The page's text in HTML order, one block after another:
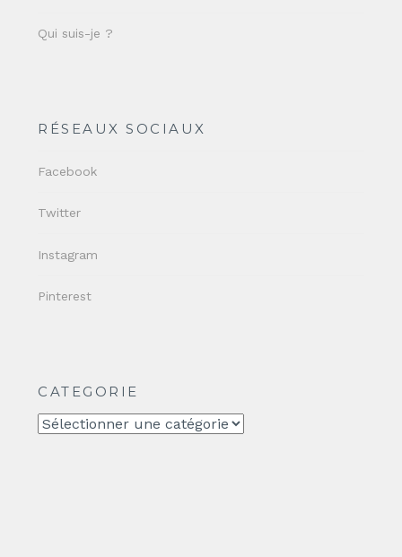
Qui suis-je ?
RÉSEAUX SOCIAUX
Facebook
Twitter
Instagram
Pinterest
CATEGORIE
CATEGORIE